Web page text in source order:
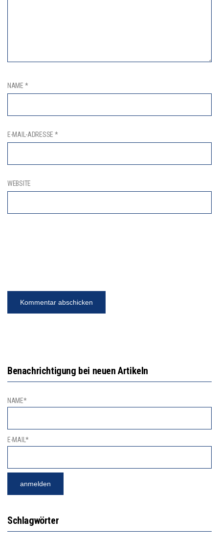
NAME *
E-MAIL-ADRESSE *
WEBSITE
Benachrichtigung bei neuen Artikeln
NAME*
E-MAIL*
Schlagwörter